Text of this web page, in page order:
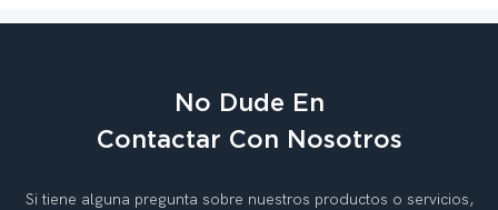
No Dude En
Contactar Con Nosotros
Si tiene alguna pregunta sobre nuestros productos o servicios,